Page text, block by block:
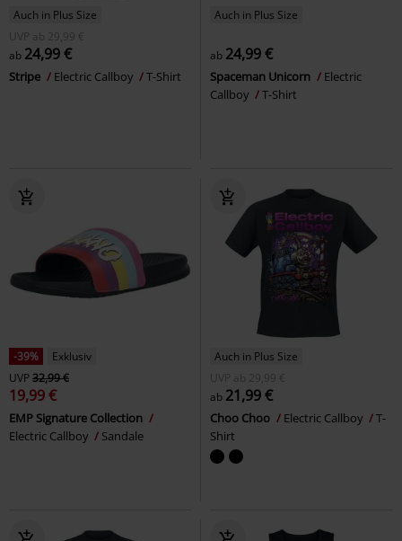
Auch in Plus Size
UVP
ab 29,99 €
ab 24,99 €
Stripe Electric Callboy T-Shirt
Auch in Plus Size
ab 24,99 €
Spaceman Unicorn
Electric
Callboy
T-Shirt
-39%
Exklusiv
UVP32,99 €
19,99 €
EMP Signature Collection
Electric Callboy
Sandale
Auch in Plus Size
UVP
ab 29,99 €
ab 21,99 €
Choo Choo Electric Callboy
T-
Shirt